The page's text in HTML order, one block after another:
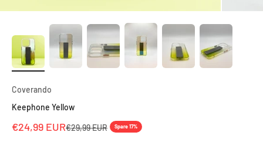
Coverando
Keephone Yellow
Angebot
€24,99 EURRegulärer Preis
€29,99 EUR Spare 17%